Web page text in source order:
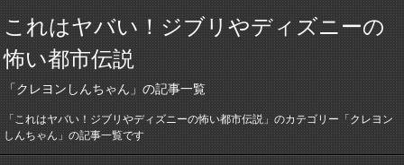
これはヤバい！ジブリやディズニーの
怖い都市伝説
「クレヨンしんちゃん」の記事一覧
「これはヤバい！ジブリやディズニーの怖い都市伝説」のカテゴリー「クレヨン
しんちゃん」の記事一覧です